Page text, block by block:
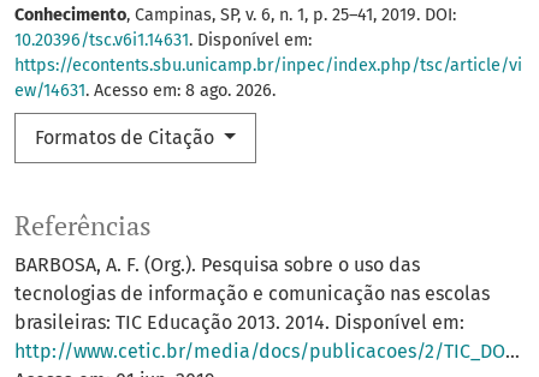
Conhecimento, Campinas, SP, v. 6, n. 1, p. 25–41, 2019. DOI:
10.20396/tsc.v6i1.14631. Disponível em:
https://econtents.sbu.unicamp.br/inpec/index.php/tsc/article/vi
ew/14631. Acesso em: 8 ago. 2026.
Formatos de Citação
Referências
BARBOSA, A. F. (Org.). Pesquisa sobre o uso das
tecnologias de informação e comunicação nas escolas
brasileiras: TIC Educação 2013. 2014. Disponível em:
http://www.cetic.br/media/docs/publicacoes/2/TIC_DOM_EMP_2013_livro_eletronico.pdf